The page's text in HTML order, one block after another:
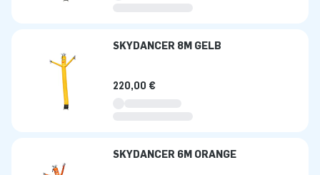
SKYDANCER 8M GELB
220,00 €
SKYDANCER 6M ORANGE